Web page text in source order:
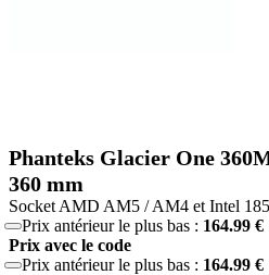
Phanteks Glacier One
360 mm
Socket AMD AM5 / AM4 et Intel
Prix antérieur le plus bas : 164.99 €
Prix avec le code
Prix antérieur le plus bas : 164.99 €